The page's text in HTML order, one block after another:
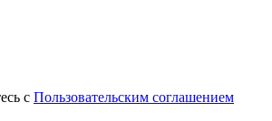
с Пользовательским соглашением